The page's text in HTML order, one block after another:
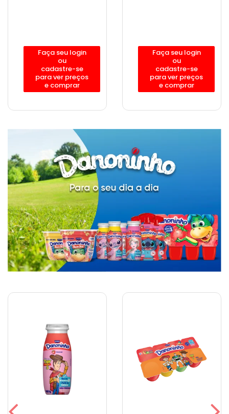
Faça seu login
ou
cadastre-se
para ver preços
e comprar
Faça seu login
ou
cadastre-se
para ver preços
e comprar